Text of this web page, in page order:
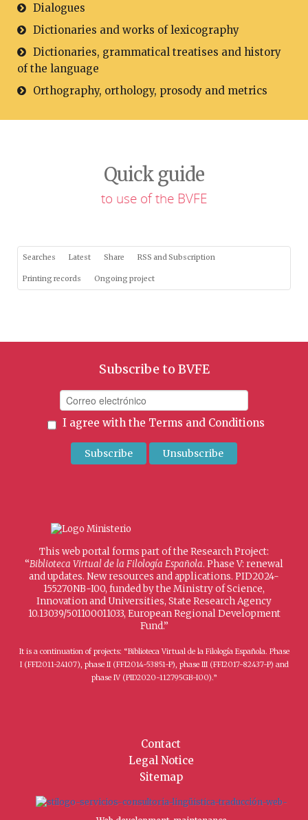
Dialogues
Dictionaries and works of lexicography
Dictionaries, grammatical treatises and history
of the language
Orthography, orthology, prosody and metrics
Quick guide
to use of the BVFE
Searches Latest Share RSS and Subscription
Printing records Ongoing project
Subscribe to BVFE
I agree with the Terms and Conditions
This web portal forms part of the Research Project:
“Biblioteca Virtual de la Filología Española. Phase V: renewal
and updates. New resources and applications. PID2024-
155270NB-I00, funded by the Ministry of Science,
Innovation and Universities, State Research Agency
10.13039/501100011033, European Regional Development
Fund.”
It is a continuation of projects: “Biblioteca Virtual de la Filología Española. Phase
I (FFI2011-24107), phase II (FFI2014-53851-P), phase III (FFI2017-82437-P) and
phase IV (PID2020-112795GB-I00).”
Contact
Legal Notice
Sitemap